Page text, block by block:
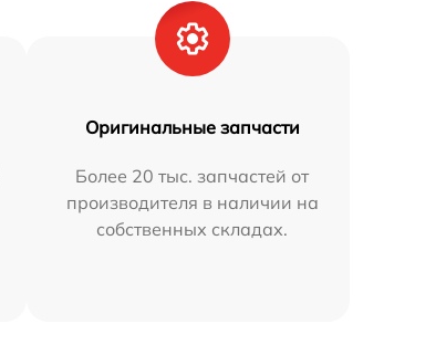
Оригинальные запчасти
Более 20 тыс. запчастей от
производителя в наличии на
собственных складах.